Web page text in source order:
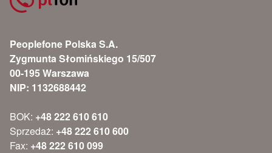
Peoplefone Polska S.A.
Zygmunta Słomińskiego 15/507
00-195 Warszawa
NIP: 1132688442
BOK: +48 222 610 610
Sprzedaż: +48 222 610 600
Fax: +48 222 610 099